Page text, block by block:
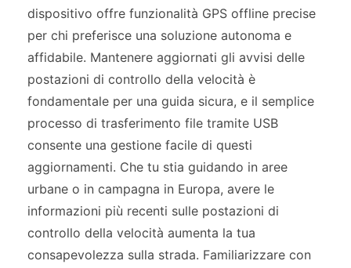
dispositivo offre funzionalità GPS offline precise
per chi preferisce una soluzione autonoma e
affidabile. Mantenere aggiornati gli avvisi delle
postazioni di controllo della velocità è
fondamentale per una guida sicura, e il semplice
processo di trasferimento file tramite USB
consente una gestione facile di questi
aggiornamenti. Che tu stia guidando in aree
urbane o in campagna in Europa, avere le
informazioni più recenti sulle postazioni di
controllo della velocità aumenta la tua
consapevolezza sulla strada. Familiarizzare con